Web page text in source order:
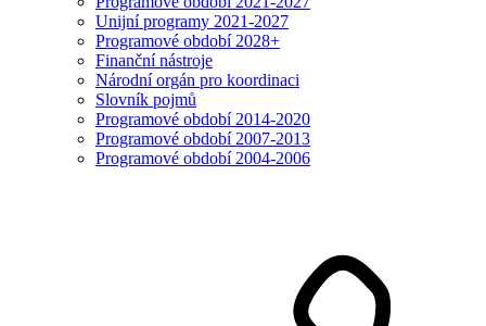
Unijní programy 2021-2027
Programové období 2028+
Finanční nástroje
Národní orgán pro koordinaci
Slovník pojmů
Programové období 2014-2020
Programové období 2007-2013
Programové období 2004-2006